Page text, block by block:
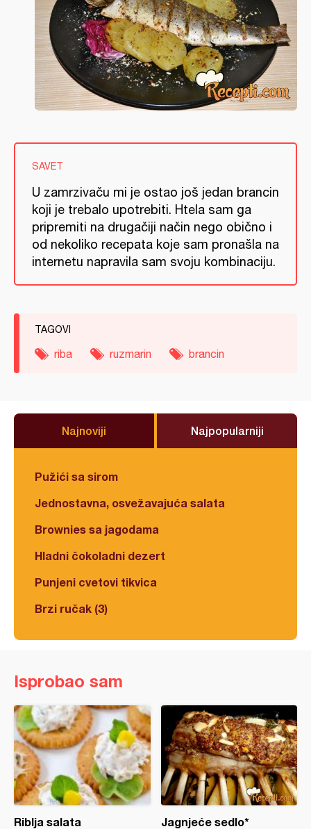
SAVET
U zamrzivaču mi je ostao još jedan brancin
koji je trebalo upotrebiti. Htela sam ga
pripremiti na drugačiji način nego obično i
od nekoliko recepata koje sam pronašla na
internetu napravila sam svoju kombinaciju.
TAGOVI
riba ruzmarin brancin
Najnoviji Najpopularniji
Pužići sa sirom
Jednostavna, osvežavajuća salata
Brownies sa jagodama
Hladni čokoladni dezert
Punjeni cvetovi tikvica
Brzi ručak (3)
Isprobao sam
Riblja salata Jagnjeće sedlo*